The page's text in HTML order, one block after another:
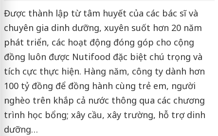
Được thành lập từ tâm huyết của các bác sĩ và
chuyên gia dinh dưỡng, xuyên suốt hơn 20 năm
phát triển, các hoạt động đóng góp cho cộng
đồng luôn được Nutifood đặc biệt chú trọng và
tích cực thực hiện. Hàng năm, công ty dành hơn
100 tỷ đồng để đồng hành cùng trẻ em, người
nghèo trên khắp cả nước thông qua các chương
trình học bổng; xây cầu, xây trường, hỗ trợ dinh
dưỡng…